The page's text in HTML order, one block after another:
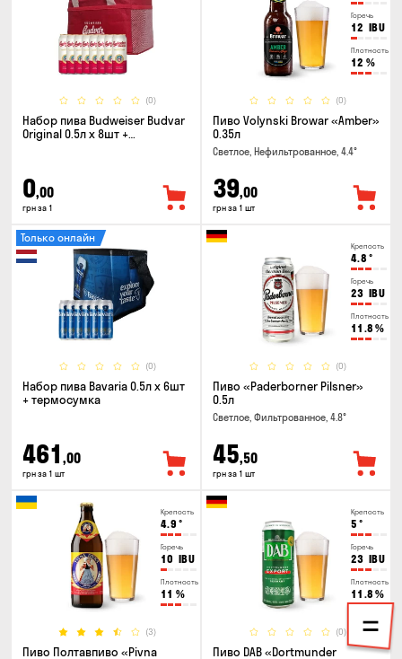
(0)
Набор пива Budweiser Budvar
Original 0.5л x 8шт +
0,00
грн за 1
Горечь
12 IBU
Плотность
12 %
(0)
Пиво Volynski Browar «Amber»
0.35л
Светлое, Нефильтрованное, 4.4°
39,00
грн за 1 шт
(0)
Только онлайн
Набор пива Bavaria 0.5л х 6шт
+ термосумка
461 ,00
грн за 1 шт
Крепость
4.8 °
Горечь
23 IBU
Плотность
11.8 %
(0)
Пиво «Paderborner Pilsner»
0.5л
Светлое, Фильтрованное, 4.8°
45,50
грн за 1 шт
Крепость
4.9 °
Горечь
10 IBU
Плотность
11 %
(3)
Пиво Полтавпиво «Pivna
Крепость
5 °
Горечь
23 IBU
Плотность
11.8 %
(0)
Пиво DAB «Dortmunder